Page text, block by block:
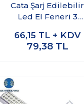
Cata Şarj Edilebilir
Led El Feneri 3
8024
66,15 TL + KDV
79,38 TL